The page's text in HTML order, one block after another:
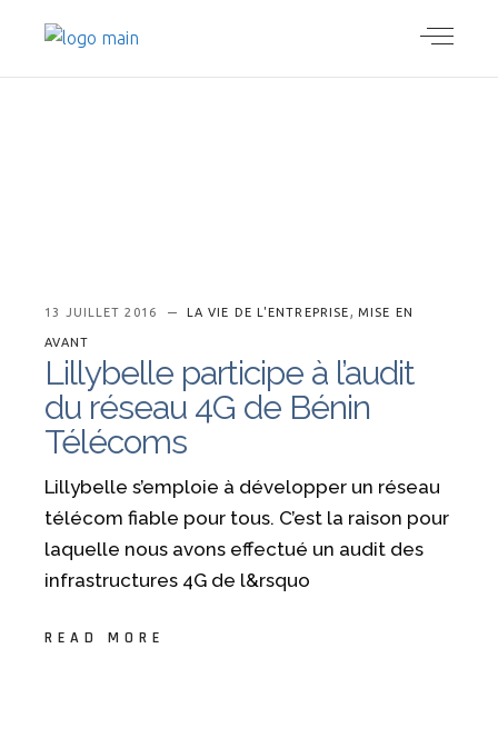
13 JUILLET 2016 LA VIE DE L'ENTREPRISE ,MISE EN
AVANT
Lillybelle participe à l’audit
du réseau 4G de Bénin
Télécoms
Lillybelle s’emploie à développer un réseau
télécom fiable pour tous. C’est la raison pour
laquelle nous avons effectué un audit des
infrastructures 4G de l&rsquo
READ MORE